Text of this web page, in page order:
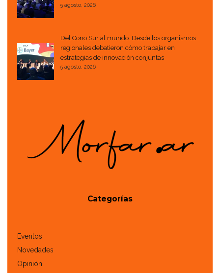
5 agosto, 2026
Del Cono Sur al mundo: Desde los organismos
regionales debatieron cómo trabajar en
estrategias de innovación conjuntas
5 agosto, 2026
Categorías
Eventos
Novedades
Opinión